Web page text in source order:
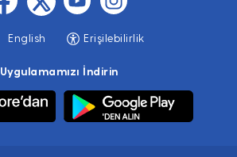
English Erişilebilirlik
Uygulamamızı İndirin